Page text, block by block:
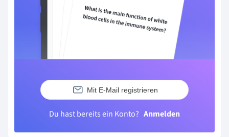
Mit E-Mail registrieren
Du hast bereits ein Konto? Anmelden